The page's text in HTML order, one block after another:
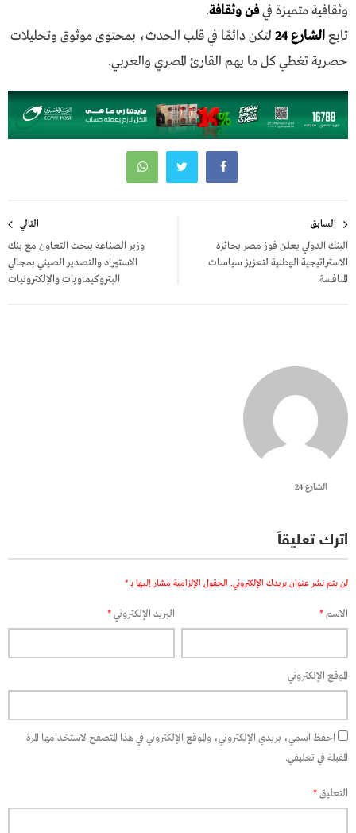
وثقافية متميزة فيفن وثقافة.
تابعالشارع 24
لتكن دائمًا في قلب الحدث، بمحتوى موثوق وتحليلات
حصرية تغطي كل ما يهم القارئ المصري والعربي.
المقالات
السابق
البنك الدولي يعلن فوز مصر بجائزة
الاستراتيجية الوطنية لتعزيز سياسات
المنافسة
التالي
وزير الصناعة يبحث التعاون مع بنك
الاستيراد والتصدير الصيني بمجالي
البتروكيماويات والإلكترونيات
الشارع 24
اترك تعليقاً
لن يتم نشر عنوان بريدك الإلكتروني. الحقول الإلزامية مشار إليها بـ *
الاسم* البريد الإلكتروني*
الموقع الإلكتروني
احفظ اسمي، بريدي الإلكتروني، والموقع الإلكتروني في هذا المتصفح لاستخدامها المرة
المقبلة في تعليقي.
التعليق*